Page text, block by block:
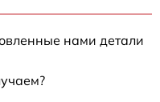
нами детали